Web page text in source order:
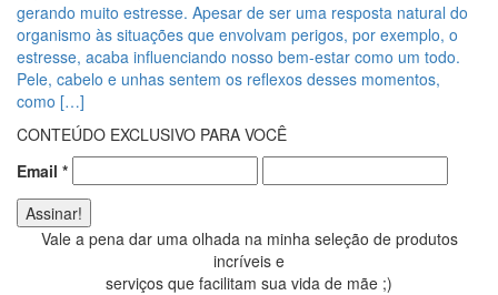
gerando muito estresse. Apesar de ser uma resposta natural do
organismo às situações que envolvam perigos, por exemplo, o
estresse, acaba influenciando nosso bem-estar como um todo.
Pele, cabelo e unhas sentem os reflexos desses momentos,
como […]
CONTEÚDO EXCLUSIVO PARA VOCÊ
Email *
Vale a pena dar uma olhada na minha seleção de produtos
incríveis e
serviços que facilitam sua vida de mãe ;)